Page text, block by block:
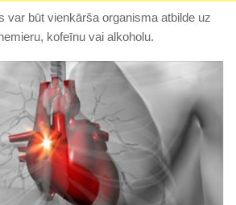
var būt vienkārša organisma atbilde uz
kofeīnu vai alkoholu.